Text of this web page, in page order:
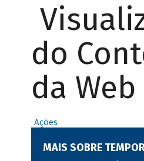
do
da Web
Ações
MAIS SOBRE